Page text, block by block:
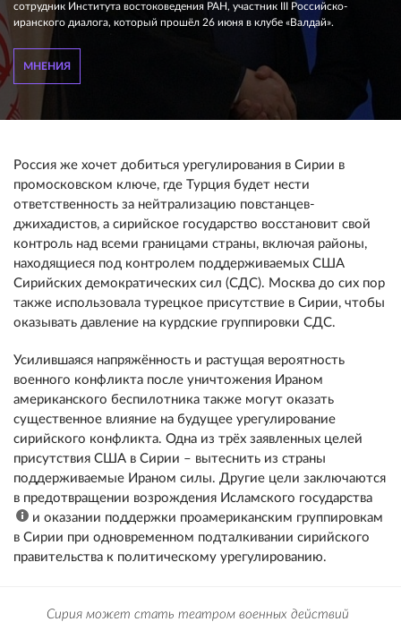
сотрудник Института востоковедения РАН, участник III Российско-
иранского диалога, который прошёл 26 июня в клубе «Валдай».
МНЕНИЯ
Россия же хочет добиться урегулирования в Сирии в
промосковском ключе, где Турция будет нести
ответственность за нейтрализацию повстанцев-
джихадистов, а сирийское государство восстановит свой
контроль над всеми границами страны, включая районы,
находящиеся под контролем поддерживаемых США
Сирийских демократических сил (СДС). Москва до сих пор
также использовала турецкое присутствие в Сирии, чтобы
оказывать давление на курдские группировки СДС.
Усилившаяся напряжённость и растущая вероятность
военного конфликта после уничтожения Ираном
американского беспилотника также могут оказать
существенное влияние на будущее урегулирование
сирийского конфликта. Одна из трёх заявленных целей
присутствия США в Сирии – вытеснить из страны
поддерживаемые Ираном силы. Другие цели заключаются
в предотвращении возрождения Исламского государства
и оказании поддержки проамериканским группировкам
в Сирии при одновременном подталкивании сирийского
правительства к политическому урегулированию.
Сирия может стать театром военных действий